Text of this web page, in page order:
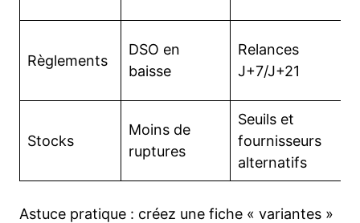
Règlements
DSO en
baisse
Relances
J+7/J+21
Stocks
Moins de
ruptures
Seuils et
fournisseurs
alternatifs
Astuce pratique : créez une fiche « variantes »